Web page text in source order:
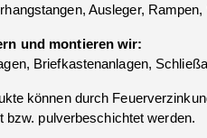
Ausleger,
und montieren wir:
Briefkastenanlagen,
können durch
bzw. pulverbeschichtet werden.